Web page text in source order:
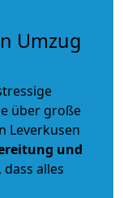
Umzug
über große
Leverkusen
und
alles